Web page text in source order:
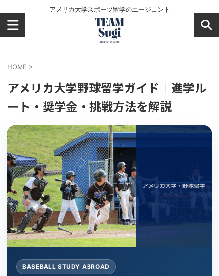
アメリカ大学スポーツ留学のエージェント
HOME >
アメリカ大学野球留学ガイド｜進学ル
ート・奨学金・挑戦方法を解説
BASEBALL STUDY ABROAD